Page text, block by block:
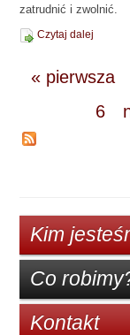
zatrudnić i zwolnić.
Czytaj dalej
« pierwsza
6
Kim
Co
Kontakt